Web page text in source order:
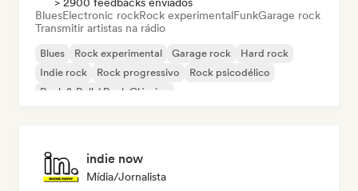
BluesElectronic rockRock experimentalFunkGarage rock
Transmitir artistas na rádio
Blues Rock experimental Garage rock
Hard rock
Indie rock
Rock progressivo
Rock psicodélico
Rock & Roll / Rock Clássico
indie now
Mídia/Jornalista